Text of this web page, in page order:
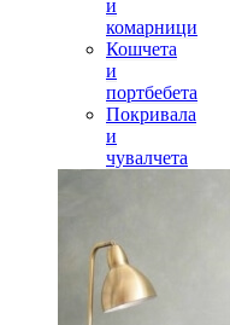
и
комарници
Кошчета
и
портбебета
Покривала
и
чувалчета